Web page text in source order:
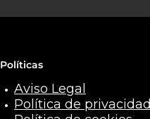
Políticas
Aviso Legal
Política de privacidad